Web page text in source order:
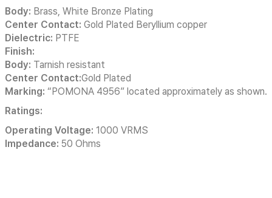
Body: Brass, White Bronze Plating
Center Contact: Gold Plated Beryllium copper
Dielectric: PTFE
Finish:
Body: Tarnish resistant
Center Contact:Gold Plated
Marking: “POMONA 4956” located approximately as shown.
Ratings:
Operating Voltage: 1000 VRMS
Impedance: 50 Ohms